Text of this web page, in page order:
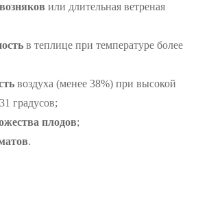
или длительная ветреная
в теплице при температуре более
воздуха (менее 38%) при высокой
градусов;
плодов;
.